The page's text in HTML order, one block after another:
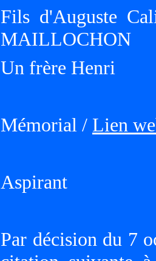
Fils d'Auguste
MAILLOCHON
Un frère Henri
Mémorial / Lien
Aspirant
Par décision du 7